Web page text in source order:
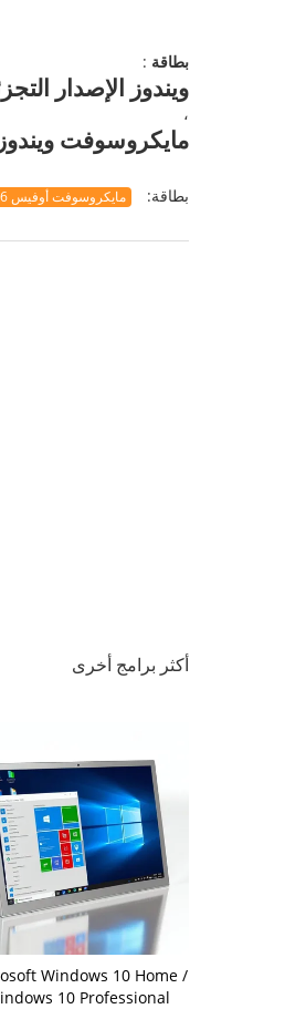
بطاقة :
ويندوز الإصدار
،
مايكروسوفت
بطاقة: مايكروسوفت أوفيس 2016 المهنية,مكتب الطلاب 2016
أكثر برامج أخرى
Windows 10 Home /
10 Professional